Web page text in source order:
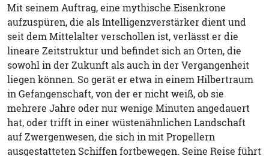
Mit seinem Auftrag, eine mythische Eisenkrone
aufzuspüren, die als Intelligenzverstärker dient und
seit dem Mittelalter verschollen ist, verlässt er die
lineare Zeitstruktur und befindet sich an Orten, die
sowohl in der Zukunft als auch in der Vergangenheit
liegen können. So gerät er etwa in einem Hilbertraum
in Gefangenschaft, von der er nicht weiß, ob sie
mehrere Jahre oder nur wenige Minuten angedauert
hat, oder trifft in einer wüstenähnlichen Landschaft
auf Zwergenwesen, die sich in mit Propellern
ausgestatteten Schiffen fortbewegen. Seine Reise führt